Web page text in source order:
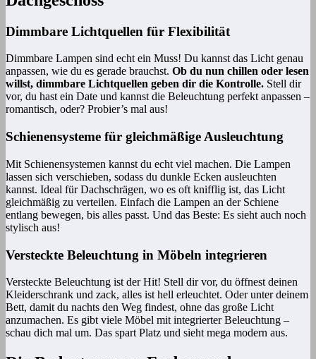
Dimmbare Lichtquellen für Flexibilität
Dimmbare Lampen sind echt ein Muss! Du kannst das Licht genau
anpassen, wie du es gerade brauchst. Ob du nun chillen oder lesen
willst, dimmbare Lichtquellen geben dir die Kontrolle. Stell dir
vor, du hast ein Date und kannst die Beleuchtung perfekt anpassen –
romantisch, oder? Probier’s mal aus!
Schienensysteme für gleichmäßige Ausleuchtung
Mit Schienensystemen kannst du echt viel machen. Die Lampen
lassen sich verschieben, sodass du dunkle Ecken ausleuchten
kannst. Ideal für Dachschrägen, wo es oft knifflig ist, das Licht
gleichmäßig zu verteilen. Einfach die Lampen an der Schiene
entlang bewegen, bis alles passt. Und das Beste: Es sieht auch noch
stylisch aus!
Versteckte Beleuchtung in Möbeln integrieren
Versteckte Beleuchtung ist der Hit! Stell dir vor, du öffnest deinen
Kleiderschrank und zack, alles ist hell erleuchtet. Oder unter deinem
Bett, damit du nachts den Weg findest, ohne das große Licht
anzumachen. Es gibt viele Möbel mit integrierter Beleuchtung –
schau dich mal um. Das spart Platz und sieht mega modern aus.